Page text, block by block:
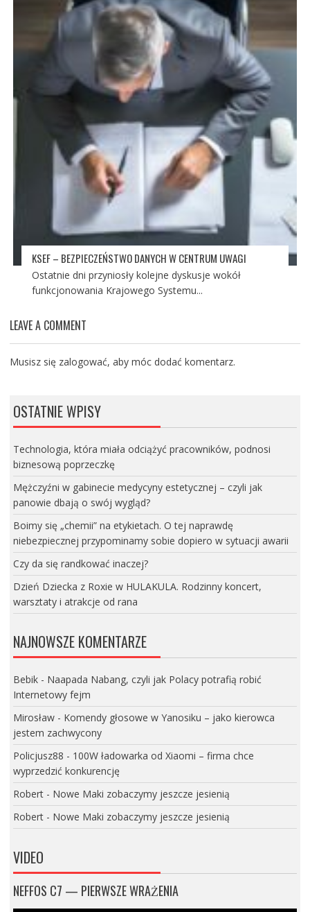
KSEF – BEZPIECZEŃSTWO DANYCH W CENTRUM UWAGI
Ostatnie dni przyniosły kolejne dyskusje wokół
funkcjonowania Krajowego Systemu...
LEAVE A COMMENT
Musisz się zalogować, aby móc dodać komentarz.
OSTATNIE WPISY
Technologia, która miała odciążyć pracowników, podnosi
biznesową poprzeczkę
Mężczyźni w gabinecie medycyny estetycznej – czyli jak
panowie dbają o swój wygląd?
Boimy się „chemii” na etykietach. O tej naprawdę
niebezpiecznej przypominamy sobie dopiero w sytuacji awarii
Czy da się randkować inaczej?
Dzień Dziecka z Roxie w HULAKULA. Rodzinny koncert,
warsztaty i atrakcje od rana
NAJNOWSZE KOMENTARZE
Bebik- Naapada Nabang, czyli jak Polacy potrafią robić
Internetowy fejm
Mirosław- Komendy głosowe w Yanosiku – jako kierowca
jestem zachwycony
Policjusz88 - 100W ładowarka od Xiaomi – firma chce
wyprzedzić konkurencję
Robert- Nowe Maki zobaczymy jeszcze jesienią
Robert- Nowe Maki zobaczymy jeszcze jesienią
VIDEO
NEFFOS C7 — PIERWSZE WRAŻENIA